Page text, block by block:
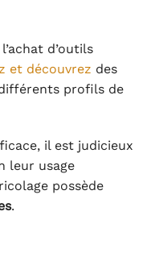
d’outils
et découvrez des
profils de
il est judicieux
leur usage
possède
.